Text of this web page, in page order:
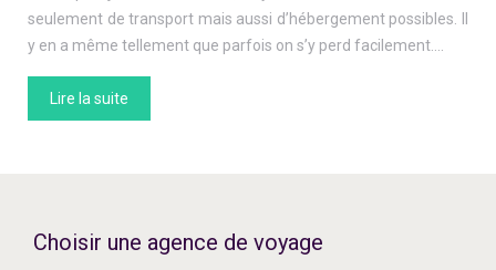
seulement de transport mais aussi d’hébergement possibles. Il
y en a même tellement que parfois on s’y perd facilement….
Lire la suite
Choisir une agence de voyage